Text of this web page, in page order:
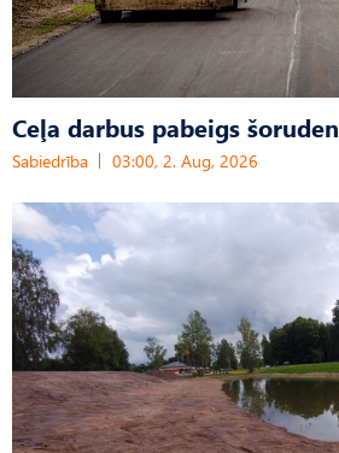
Ceļa darbus pabeigs šoruden
Sabiedrība 03:00, 2. Aug, 2026